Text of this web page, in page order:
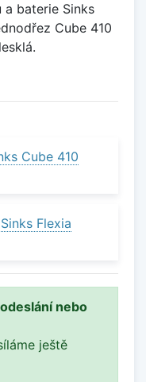
a baterie Sinks
Cube 410
Cube 410
Flexia
nebo
ještě